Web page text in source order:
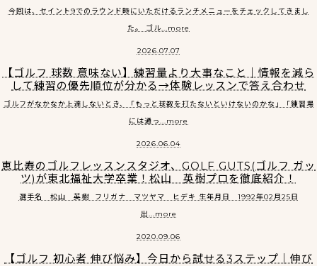
今回は、セイント9でのラウンド時にいただけるランチメニューをチェックしてきまし
た。 ゴル...more
2026.07.07
【ゴルフ 球数 意味ない】練習量より大事なこと｜情報を減ら
して練習の優先順位が分かる→体験レッスンで答え合わせ
ゴルフがなかなか上達しないとき、「もっと球数を打たないといけないのかな」「練習場
には通っ...more
2026.06.04
恵比寿のゴルフレッスンスタジオ、GOLF GUTS(ゴルフ ガッ
ツ)が東北福祉大学卒業！松山 英樹プロを徹底紹介！
選手名 松山 英樹 フリガナ マツヤマ ヒデキ 生年月日 1992年02月25日
出...more
2020.09.06
【ゴルフ 初心者 伸び悩み】今日から試せる3ステップ｜伸び